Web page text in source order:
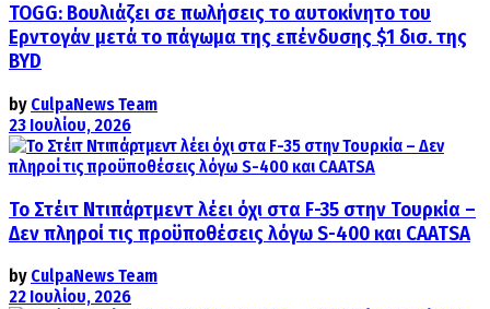
TOGG: Βουλιάζει σε πωλήσεις το αυτοκίνητο του
Ερντογάν μετά το πάγωμα της επένδυσης $1 δισ. της
BYD
by CulpaNews Team
23 Ιουλίου, 2026
Το Στέιτ Ντιπάρτμεντ λέει όχι στα F-35 στην Τουρκία –
Δεν πληροί τις προϋποθέσεις λόγω S-400 και CAATSA
by CulpaNews Team
22 Ιουλίου, 2026